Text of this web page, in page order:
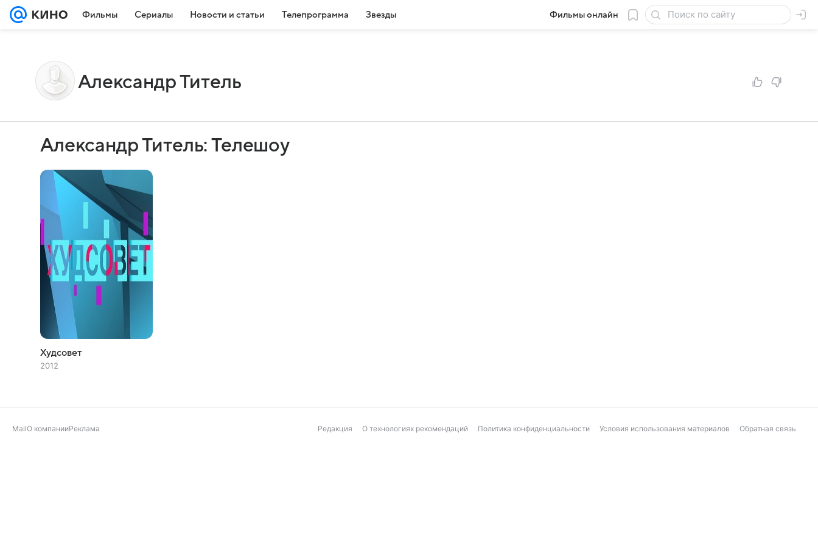
Фильмы Сериалы Новости и статьи Телепрограмма Звезды Фильмы онлайн
Александр Титель
Александр Титель: Телешоу
Худсовет
2012
MailО компанииРеклама Редакция О технологиях рекомендаций Политика конфиденциальности Условия использования материалов Обратная связь